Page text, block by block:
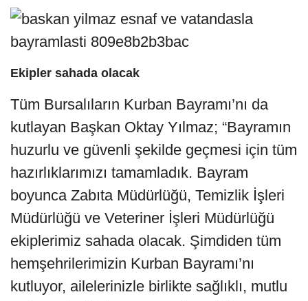
Ekipler sahada olacak
Tüm Bursalıların Kurban Bayramı’nı da
kutlayan Başkan Oktay Yılmaz; “Bayramın
huzurlu ve güvenli şekilde geçmesi için tüm
hazırlıklarımızı tamamladık. Bayram
boyunca Zabıta Müdürlüğü, Temizlik İşleri
Müdürlüğü ve Veteriner İşleri Müdürlüğü
ekiplerimiz sahada olacak. Şimdiden tüm
hemşehrilerimizin Kurban Bayramı’nı
kutluyor, ailelerinizle birlikte sağlıklı, mutlu